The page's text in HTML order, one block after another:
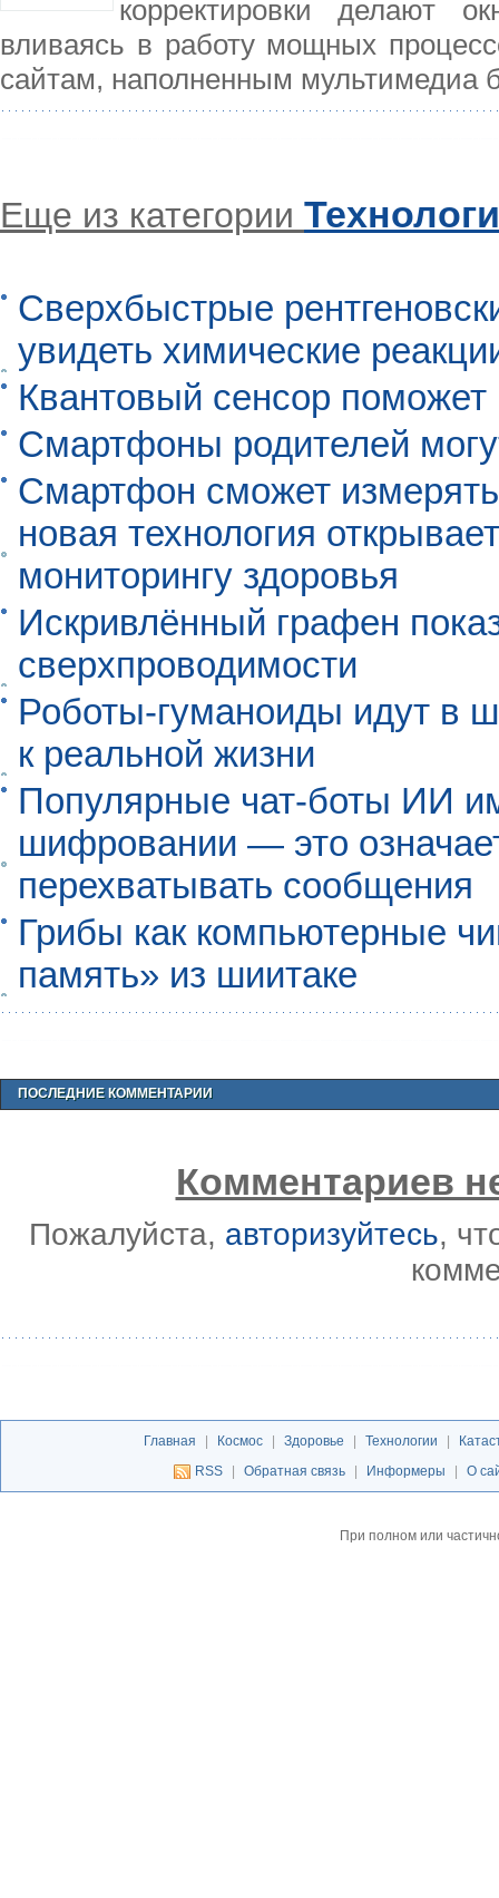
корректировки делают
вливаясь в работу мощных
сайтам, наполненным мультимедиа
Еще из категории
Сверхбыстрые
увидеть химические
Квантовый сенсор
Смартфоны родителей
Смартфон сможет
новая технология
мониторингу здоровья
Искривлённый графен
сверхпроводимости
Роботы-гуманоиды идут в
к реальной жизни
Популярные чат-боты ИИ
шифровании — это
перехватывать сообщения
Грибы как компьютерные
память» из шиитаке
ПОСЛЕДНИЕ КОММЕНТАРИИ
Комментариев
Пожалуйста, авторизуйтесь,
Главная Космос Здоровье Технологии
RSS
Обратная связь Информеры О
При полном или